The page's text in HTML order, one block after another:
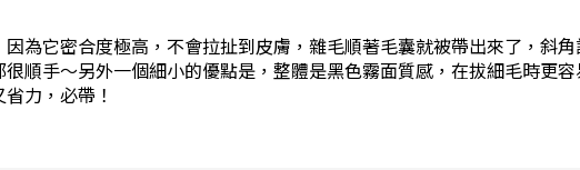
為它密合度極高，不會拉扯到皮膚，雜毛順著毛囊就被帶出來了，斜
順手～另外一個細小的優點是，整體是黑色霧面質感，在拔細毛時更
力，必帶！